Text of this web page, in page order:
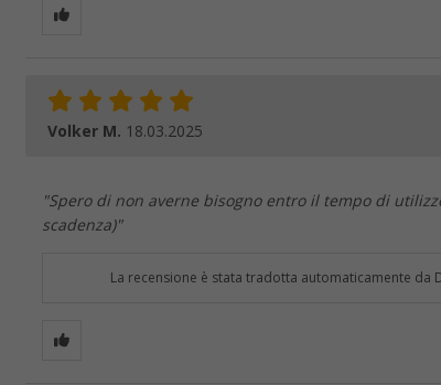
Volker M. 18.03.2025
"Spero di non averne bisogno entro il tempo di
scadenza)"
La recensione è stata tradotta automaticamente da